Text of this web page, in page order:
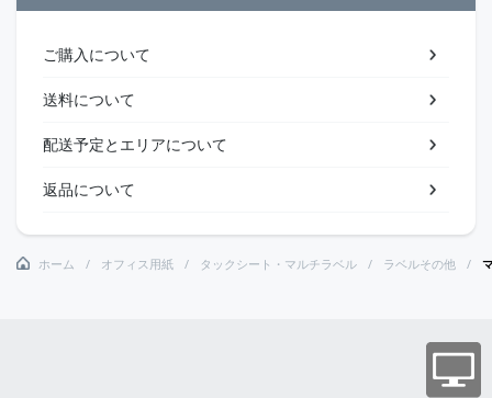
ご購入について
送料について
配送予定とエリアについて
返品について
ホーム オフィス用紙 タックシート・マルチラベル ラベルその他